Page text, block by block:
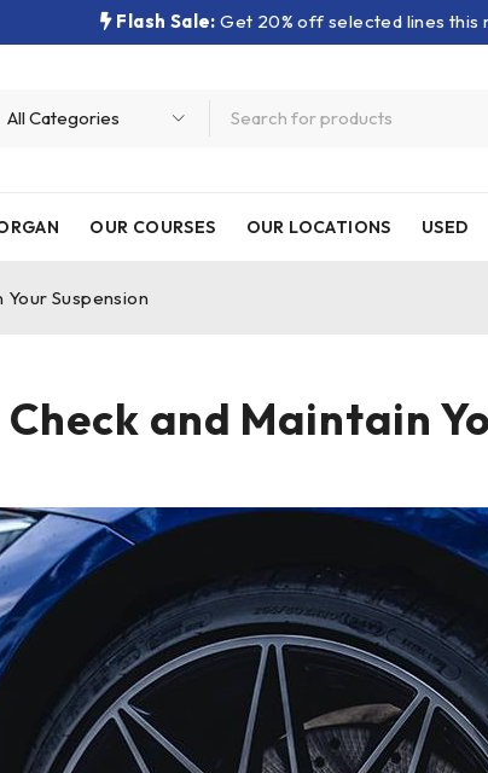
Flash Sale: Get 20% off selected lines this
OUR COURSES OUR LOCATIONS USED
Your Suspension
and Maintain